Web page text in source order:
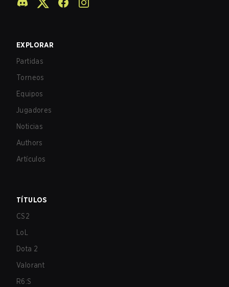
EXPLORAR
Partidas
Torneos
Equipos
Jugadores
Noticias
Authors
Artículos
TÍTULOS
CS2
LoL
Dota 2
Valorant
R6:S